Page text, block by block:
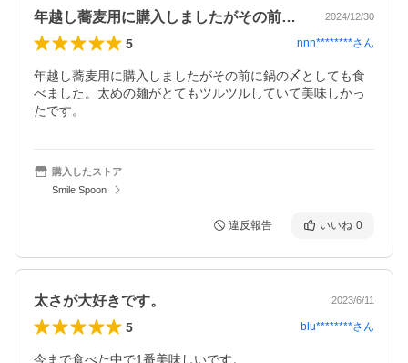
年越し蕎麦用に購入しましたがその前に鍋… 2024/12/30
5 nnn********さん
年越し蕎麦用に購入しましたがその前に鍋の〆としても食
べました。太めの麺がとてもツルツルしていて美味しかっ
たです。
購入したストア
Smile Spoon
違反報告 いいね 0
太さが大好きです。 2023/6/11
5 blu********さん
今まで食べた中で1番美味しいです。